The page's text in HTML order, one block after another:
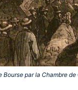
par la Chambre